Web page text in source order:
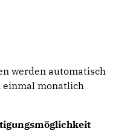
werden automatisch
einmal monatlich